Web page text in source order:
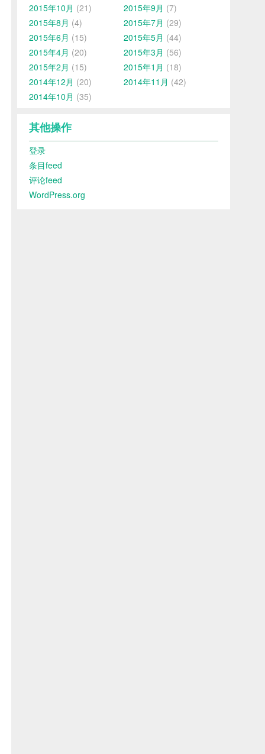
2015年10月 (21) 2015年9月 (7)
2015年8月 (4) 2015年7月 (29)
2015年6月 (15) 2015年5月 (44)
2015年4月 (20) 2015年3月 (56)
2015年2月 (15) 2015年1月 (18)
2014年12月 (20) 2014年11月 (42)
2014年10月 (35)
其他操作
登录
条目feed
评论feed
WordPress.org